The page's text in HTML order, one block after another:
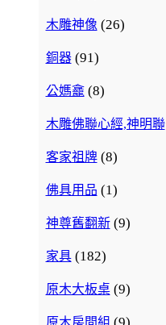
木雕神像 (26)
銅器 (91)
公媽龕 (8)
木雕佛聯心經,神明聯
客家祖牌 (8)
佛具用品 (1)
神尊舊翻新 (9)
家具 (182)
原木大板桌 (9)
原木房間組 (9)